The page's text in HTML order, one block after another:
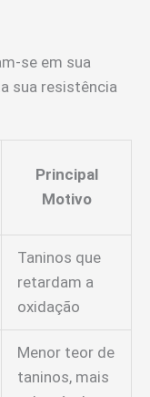
se em sua
sua resistência
Principal
Motivo
Taninos que
retardam a
oxidação
Menor teor de
taninos, mais